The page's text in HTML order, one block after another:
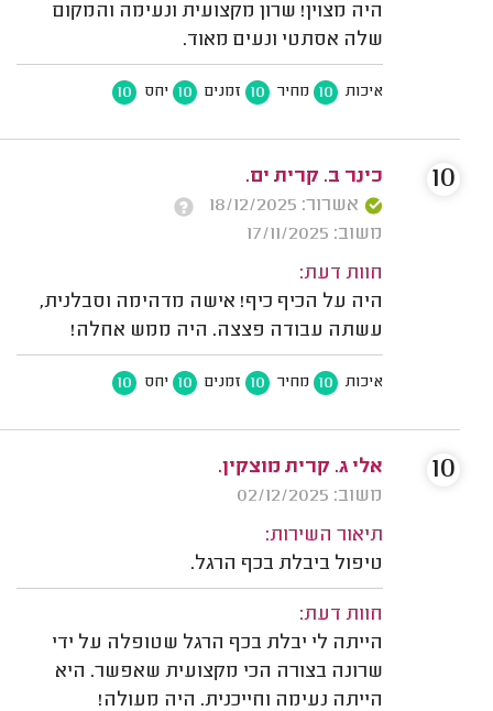
היה מצוין! שרון מקצועית ונעימה והמקום
שלה אסתטי ונעים מאוד.
איכות 10 מחיר 10 זמנים 10 יחס 10
כינר ב. קרית ים.
אשרור: 18/12/2025
משוב: 17/11/2025
חוות דעת:
היה על הכיף כיף! אישה מדהימה וסבלנית,
עשתה עבודה פצצה. היה ממש אחלה!
איכות 10 מחיר 10 זמנים 10 יחס 10
10
אלי ג. קרית מוצקין.
משוב: 02/12/2025
תיאור השירות:
טיפול ביבלת בכף הרגל.
חוות דעת:
הייתה לי יבלת בכף הרגל שטופלה על ידי
שרונה בצורה הכי מקצועית שאפשר. היא
הייתה נעימה וחייכנית. היה מעולה!
10